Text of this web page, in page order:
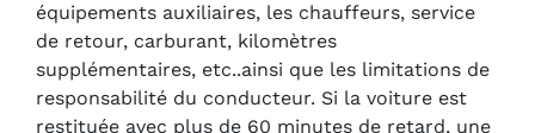
équipements auxiliaires, les chauffeurs, service
de retour, carburant, kilomètres
supplémentaires, etc..ainsi que les limitations de
responsabilité du conducteur. Si la voiture est
restituée avec plus de 60 minutes de retard, une